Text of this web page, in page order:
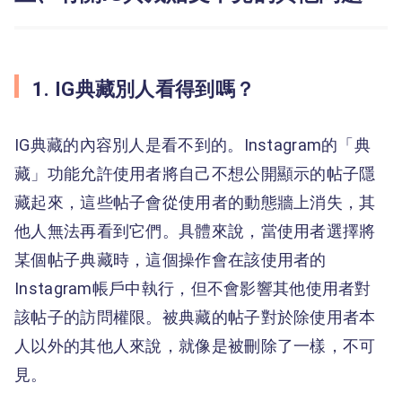
1. IG典藏別人看得到嗎？
IG典藏的內容別人是看不到的。Instagram的「典
藏」功能允許使用者將自己不想公開顯示的帖子隱
藏起來，這些帖子會從使用者的動態牆上消失，其
他人無法再看到它們。具體來說，當使用者選擇將
某個帖子典藏時，這個操作會在該使用者的
Instagram帳戶中執行，但不會影響其他使用者對
該帖子的訪問權限。被典藏的帖子對於除使用者本
人以外的其他人來說，就像是被刪除了一樣，不可
見。